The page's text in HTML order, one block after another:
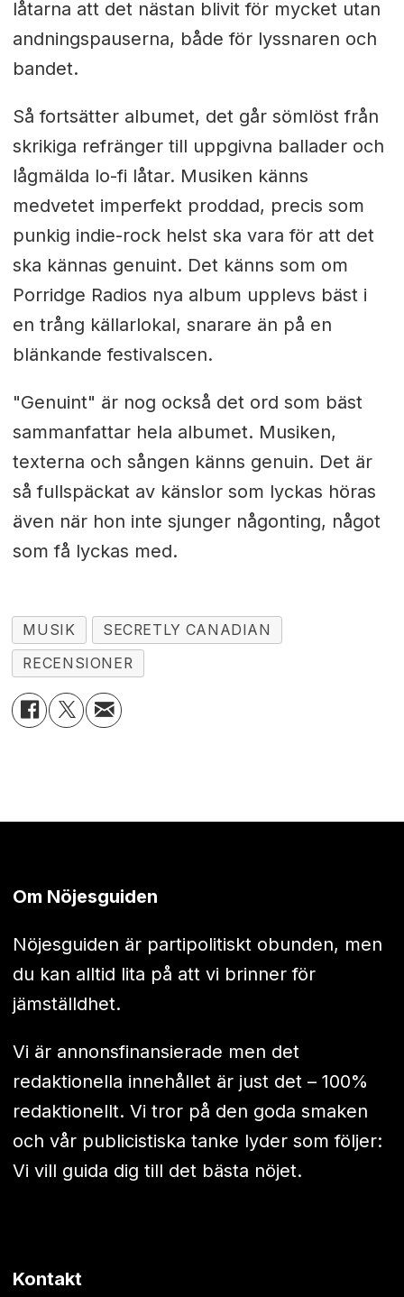
låtarna att det nästan blivit för mycket utan
andningspauserna, både för lyssnaren och
bandet.
Så fortsätter albumet, det går sömlöst från
skrikiga refränger till uppgivna ballader och
lågmälda lo-fi låtar. Musiken känns
medvetet imperfekt proddad, precis som
punkig indie-rock helst ska vara för att det
ska kännas genuint. Det känns som om
Porridge Radios nya album upplevs bäst i
en trång källarlokal, snarare än på en
blänkande festivalscen.
"Genuint" är nog också det ord som bäst
sammanfattar hela albumet. Musiken,
texterna och sången känns genuin. Det är
så fullspäckat av känslor som lyckas höras
även när hon inte sjunger någonting, något
som få lyckas med.
MUSIK
SECRETLY CANADIAN
RECENSIONER
Om Nöjesguiden
Nöjesguiden är partipolitiskt obunden, men
du kan alltid lita på att vi brinner för
jämställdhet.
Vi är annonsfinansierade men det
redaktionella innehållet är just det – 100%
redaktionellt. Vi tror på den goda smaken
och vår publicistiska tanke lyder som följer:
Vi vill guida dig till det bästa nöjet.
Kontakt